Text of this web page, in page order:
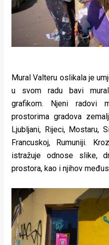
Aktuelnosti
About
Magazin
Mural Valteru oslikala je
u svom radu bavi
grafikom. Njeni radovi
prostorima gradova
Ljubljani, Rijeci, Mostaru,
Francuskoj, Rumuniji.
istražuje odnose slike,
prostora, kao i njihov